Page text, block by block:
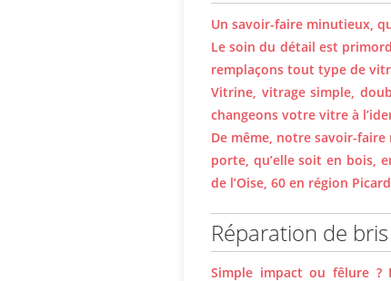
Un savoir-faire minutieux,
Le soin du détail est
remplaçons tout type de
Vitrine, vitrage simple,
changeons votre vitre à
De même, notre savoir-
porte, qu’elle soit en bois,
de l’Oise, 60 en région
Réparation de
Simple impact ou fêlure